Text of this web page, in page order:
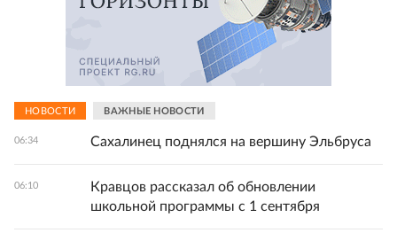
НОВОСТИ ВАЖНЫЕ НОВОСТИ
06:34 Сахалинец поднялся на вершину Эльбруса
06:10
Кравцов рассказал об обновлении
школьной программы с 1 сентября